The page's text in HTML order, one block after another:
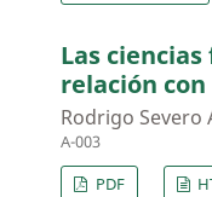
Las
relación
Rodrigo Severo
A-003
PDF